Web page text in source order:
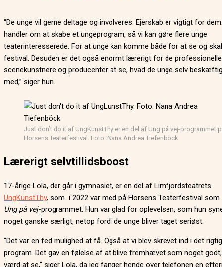
“De unge vil gerne deltage og involveres. Ejerskab er vigtigt for
handler om at skabe et ungeprogram, så vi kan gøre flere unge
teaterinteresserede. For at unge kan komme både for at se og
festival. Desuden er det også enormt lærerigt for de professionelle
scenekunstnere og producenter at se, hvad de unge selv
med,” siger hun.
Just don’t do it af UngKunstThy er en del af Ung på vej-programmet
Horsens Teaterfestival. Foto: Nana Andrea Tiefenböck
Lærerigt selvtillidsboost
17-årige Lola, der går i gymnasiet, er en del af Limfjordsteatrets
UngKunstThy, som i 2022 var med på Horsens Teaterfestival som
Ung på vej-programmet. Hun var glad for oplevelsen, som hun
noget ganske særligt, netop fordi de unge bliver taget seriøst.
“Det var en fed mulighed at få. Også at vi blev skrevet ind i det
program. Det gav en følelse af at blive fremhævet som noget
værd at se,” siger Lola, da jeg fanger hende over telefonen en